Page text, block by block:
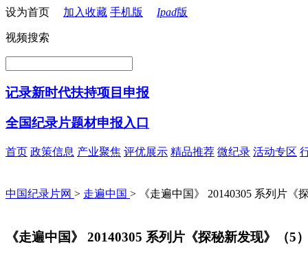
设为首页 加入收藏 手机版 Ipad版
视频搜索
记录新时代扶持项目申报
全国纪录片题材申报入口
首页 政策信息 产业聚焦 评优展示 精品推荐 微纪录 活动专区
中国纪录片网 > 走遍中国 > 《走遍中国》 20140305 系列片《
《走遍中国》 20140305 系列片《探秘新发现》（5